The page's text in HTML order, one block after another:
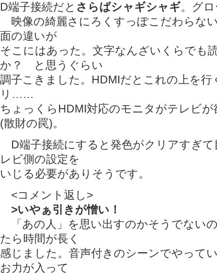
D端子接続だと さらばシャギシャギ。グ
映像の綺麗さにろくすっぽこだわらな
面の違いが
そこにはあった。文字なんざいくらでも
か？ と思うぐらい
調子こきました。HDMIだとこれの上を
リ……
ちょっくらHDMI対応のモニタがテレビ
(散財の罠)。
D端子接続にすると発色がクリアすぎ
レビ側の設定を
いじる必要がありそうです。
<コメント返し>
>いやぁ引きが憎い！
「あの人」を思い出すのかそうでない
たら時間が長く
感じました。音声付きのシーンでやって
お力が入って